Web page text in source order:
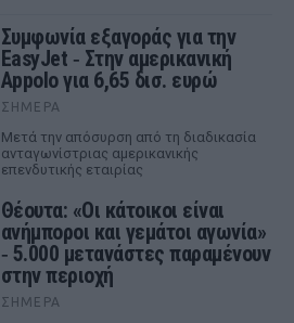
Συμφωνία εξαγοράς για την
EasyJet ‑ Στην αμερικανική
Appolo για 6,65 δισ. ευρώ
ΣΉΜΕΡΑ
Μετά την απόσυρση από τη διαδικασία
ανταγωνίστριας αμερικανικής
επενδυτικής εταιρίας
Θέουτα: «Οι κάτοικοι είναι
ανήμποροι και γεμάτοι αγωνία»
‑ 5.000 μετανάστες παραμένουν
στην περιοχή
ΣΉΜΕΡΑ